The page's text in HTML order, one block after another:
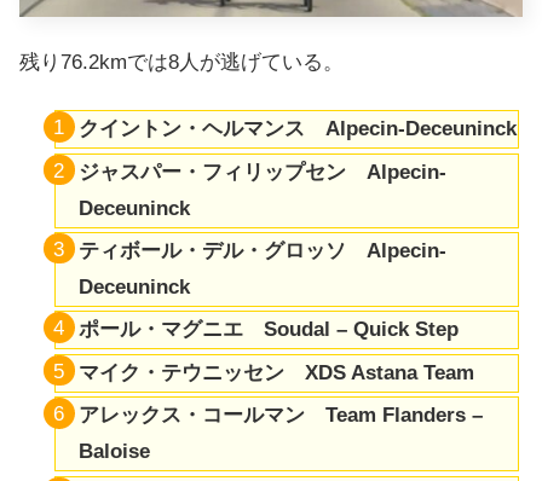
残り76.2kmでは8人が逃げている。
クイントン・ヘルマンス Alpecin-Deceuninck
ジャスパー・フィリップセン Alpecin-
Deceuninck
ティボール・デル・グロッソ Alpecin-
Deceuninck
ポール・マグニエ Soudal – Quick Step
マイク・テウニッセン XDS Astana Team
アレックス・コールマン Team Flanders –
Baloise